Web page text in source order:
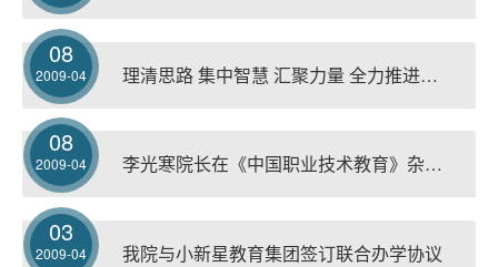
08
2009-04 理清思路 集中智慧 汇聚力量 全力推进我院又好又快发展
08
2009-04 李光寒院长在《中国职业技术教育》杂志发表理论文章
03
2009-04 我院与小新星教育集团签订联合办学协议